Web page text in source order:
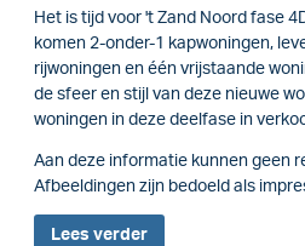
Het is tijd voor 't Zand Noord fase
komen 2-onder-1 kapwoningen,
rijwoningen en één vrijstaande
de sfeer en stijl van deze nieuwe
woningen in deze deelfase in
Aan deze informatie kunnen geen
Afbeeldingen zijn bedoeld als
Lees verder